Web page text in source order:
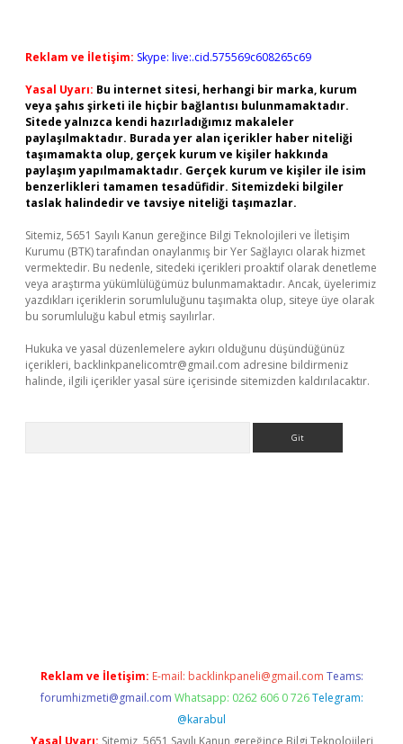
Reklam ve İletişim: Skype: live:.cid.575569c608265c69
Yasal Uyarı: Bu internet sitesi, herhangi bir marka, kurum
veya şahıs şirketi ile hiçbir bağlantısı bulunmamaktadır.
Sitede yalnızca kendi hazırladığımız makaleler
paylaşılmaktadır. Burada yer alan içerikler haber niteliği
taşımamakta olup, gerçek kurum ve kişiler hakkında
paylaşım yapılmamaktadır. Gerçek kurum ve kişiler ile isim
benzerlikleri tamamen tesadüfidir. Sitemizdeki bilgiler
taslak halindedir ve tavsiye niteliği taşımazlar.
Sitemiz, 5651 Sayılı Kanun gereğince Bilgi Teknolojileri ve İletişim
Kurumu (BTK) tarafından onaylanmış bir Yer Sağlayıcı olarak hizmet
vermektedir. Bu nedenle, sitedeki içerikleri proaktif olarak denetleme
veya araştırma yükümlülüğümüz bulunmamaktadır. Ancak, üyelerimiz
yazdıkları içeriklerin sorumluluğunu taşımakta olup, siteye üye olarak
bu sorumluluğu kabul etmiş sayılırlar.
Hukuka ve yasal düzenlemelere aykırı olduğunu düşündüğünüz
içerikleri, backlinkpanelicomtr@gmail.com adresine bildirmeniz
halinde, ilgili içerikler yasal süre içerisinde sitemizden kaldırılacaktır.
Reklam ve İletişim: E-mail: backlinkpaneli@gmail.com Teams:
forumhizmeti@gmail.com Whatsapp: 0262 606 0 726 Telegram:
@karabul
Yasal Uyarı: Sitemiz, 5651 Sayılı Kanun gereğince Bilgi Teknolojileri